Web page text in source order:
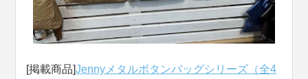
[掲載商品]Jennyメタルボタンバッグシリーズ（全4